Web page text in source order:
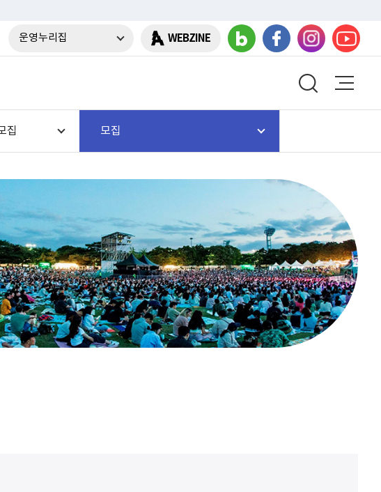
운영누리집 WEBZINE
집 모집